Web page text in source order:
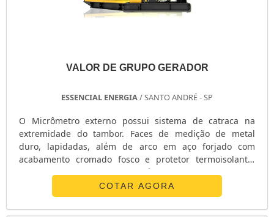
VALOR DE GRUPO GERADOR
ESSENCIAL ENERGIA/ SANTO ANDRÉ - SP
O Micrômetro externo possui sistema de catraca na
extremidade do tambor. Faces de medição de metal
duro, lapidadas, além de arco em aço forjado com
acabamento cromado fosco e protetor termoisolante.
Faça um orçamento de Micrômetro externo com um
clique no botão que se encontra abaixo e adquira a
qualidade Mainard. Caso seja necessário, entre em
contato com a empresa para o solicitar alguma situação
COTAR AGORA